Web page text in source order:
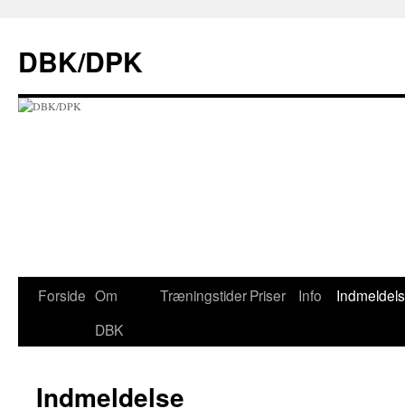
indhold
DBK/DPK
Forside Om
DBK
TræningstiderPriser Info
Indmeldelse